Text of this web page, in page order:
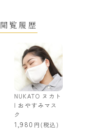
閲覧履歴
NUKATO ヌカト
| おやすみマス
ク
1,980 (税込)